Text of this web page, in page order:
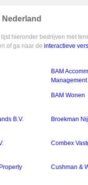
hieronder bedrijven met
of ga naar de interactieve
BAM
Management
BAM Wonen
B.V. Broekman
Combex
Cushman &